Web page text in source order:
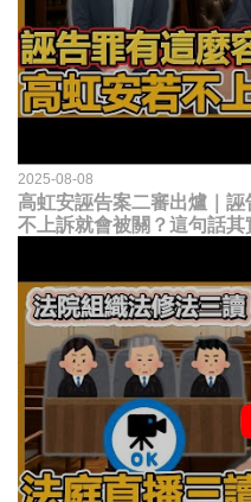
2025-08-08
高虹安誣告案二審出爐｜
不上訴就會被關？這句話其